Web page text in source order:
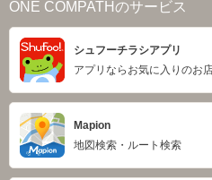
ONE COMPATHのサービス
シュフーチラシアプリ
アプリならお気に入りのお
Mapion
地図検索・ルート検索